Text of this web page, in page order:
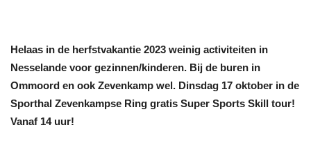
Helaas in de herfstvakantie 2023 weinig activiteiten in
Nesselande voor gezinnen/kinderen. Bij de buren in
Ommoord en ook Zevenkamp wel. Dinsdag 17 oktober in de
Sporthal Zevenkampse Ring gratis Super Sports Skill tour!
Vanaf 14 uur!